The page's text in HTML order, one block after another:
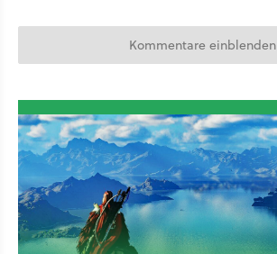
Kommentare einblenden